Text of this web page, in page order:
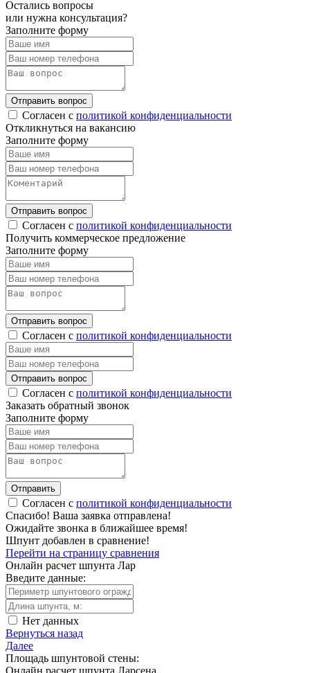
Остались вопросы
или нужна консультация?
Заполните форму
Отправить вопрос
Согласен с политикой конфиденциальности
Откликнуться на вакансию
Заполните форму
Отправить вопрос
Согласен с политикой конфиденциальности
Получить коммерческое предложение
Заполните форму
Отправить вопрос
Согласен с политикой конфиденциальности
Отправить вопрос
Согласен с политикой конфиденциальности
Заказать обратный звонок
Заполните форму
Отправить
Согласен с политикой конфиденциальности
Спасибо! Ваша заявка отправлена!
Ожидайте звонка в ближайшее время!
Шпунт добавлен в сравнение!
Перейти на страницу сравнения
Онлайн расчет шпунта Лар
Введите данные:
Нет данных
Вернуться назад
Далее
Площадь шпунтовой стены:
Онлайн расчет шпунта Ларсена